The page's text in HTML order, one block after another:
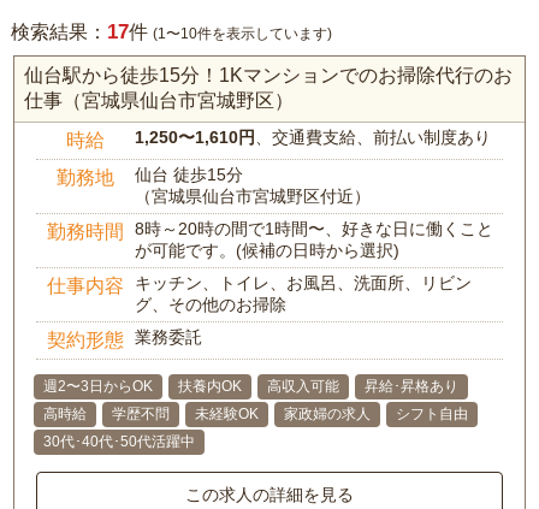
検索結果： 17件 (1〜10件を表示しています)
仙台駅から徒歩15分！1Kマンションでのお掃除代行のお
仕事（宮城県仙台市宮城野区）
時給 1,250〜1,610円、交通費支給、前払い制度あり
勤務地
仙台 徒歩15分
（宮城県仙台市宮城野区付近）
勤務時間
8時～20時の間で1時間〜、好きな日に働くこと
が可能です。(候補の日時から選択)
仕事内容
キッチン、トイレ、お風呂、洗面所、リビン
グ、その他のお掃除
契約形態 業務委託
週2〜3日からOK 扶養内OK 高収入可能
昇給･昇格あり
高時給
学歴不問 未経験OK 家政婦の求人
シフト自由
30代･40代･50代活躍中
この求人の詳細を見る